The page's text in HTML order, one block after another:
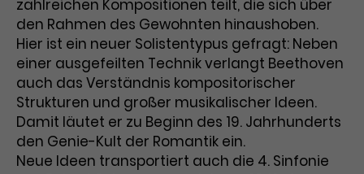
unterbunden.
Anbieter Google / DoubleClick
Laufzeit 1 Jahr
Zweck
Dieses Cookie dient der Anzeige
personalisierter Werbung und
misst die Wirksamkeit von
Werbekampagnen über
zahlreichen Kompositionen teilt, die sich über
den Rahmen des Gewohnten hinaushoben.
Hier ist ein neuer Solistentypus gefragt: Neben
einer ausgefeilten Technik verlangt Beethoven
auch das Verständnis kompositorischer
Strukturen und großer musikalischer Ideen.
Damit läutet er zu Beginn des 19. Jahrhunderts
den Genie-Kult der Romantik ein.
Neue Ideen transportiert auch die 4. Sinfonie